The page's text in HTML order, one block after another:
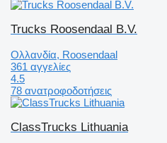
Trucks Roosendaal B.V.
Ολλανδία, Roosendaal
361 αγγελίες
4.5
78 ανατροφοδοτήσεις
ClassTrucks Lithuania